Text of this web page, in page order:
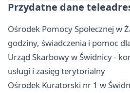
Przydatne dane
Ośrodek Pomocy Społecznej w
godziny, świadczenia i pomoc
Urząd Skarbowy w Świdnicy -
usługi i zasięg terytorialny
Ośrodek Kuratorski nr 1 w